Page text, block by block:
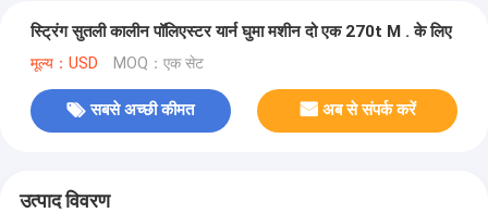
स्ट्रिंग सुतली कालीन पॉलिएस्टर यार्न घुमा मशीन दो एक 270t M . के लिए
मूल्य：USD MOQ：एक सेट
सबसे अच्छी कीमत अब से संपर्क करें
उत्पाद विवरण